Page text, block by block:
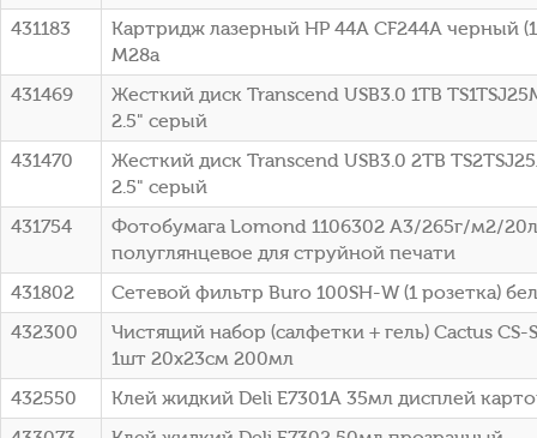
431183
Картридж лазерный HP 44A CF244A черный
M28a
431469
Жесткий диск Transcend USB3.0 1TB
2.5" серый
431470
Жесткий диск Transcend USB3.0 2TB
2.5" серый
431754
Фотобумага Lomond 1106302 A3/265г/м2/
полуглянцевое для струйной печати
431802
Сетевой фильтр Buro 100SH-W (1 розетка)
432300
Чистящий набор (салфетки + гель) Cactus
1шт 20x23см 200мл
432550
Клей жидкий Deli E7301A 35мл дисплей